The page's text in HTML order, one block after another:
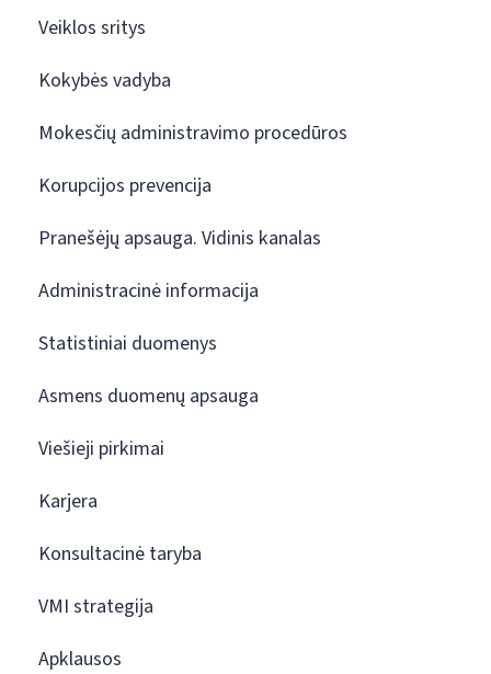
Veiklos sritys
Kokybės vadyba
Mokesčių administravimo procedūros
Korupcijos prevencija
Pranešėjų apsauga. Vidinis kanalas
Administracinė informacija
Statistiniai duomenys
Asmens duomenų apsauga
Viešieji pirkimai
Karjera
Konsultacinė taryba
VMI strategija
Apklausos